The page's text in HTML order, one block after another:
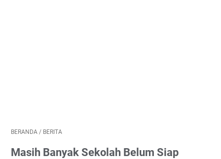
BERANDA / BERITA
Masih Banyak Sekolah Belum Siap